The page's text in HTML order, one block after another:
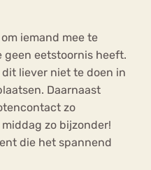
iemand mee te
geen eetstoornis heeft.
liever niet te doen in
Daarnaast
zo
zo bijzonder!
die het spannend